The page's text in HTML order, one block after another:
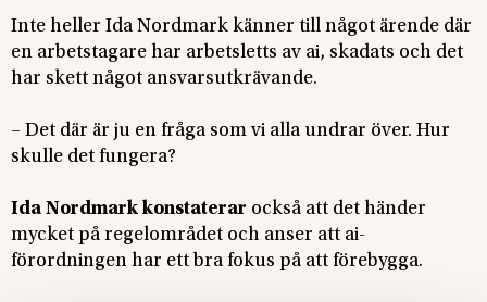
Inte heller Ida Nordmark känner till något ärende där
en arbetstagare har arbetsletts av ai, skadats och det
har skett något ansvarsutkrävande.
– Det där är ju en fråga som vi alla undrar över. Hur
skulle det fungera?
Ida Nordmark konstaterar också att det händer
mycket på regelområdet och anser att ai-
förordningen har ett bra fokus på att förebygga.